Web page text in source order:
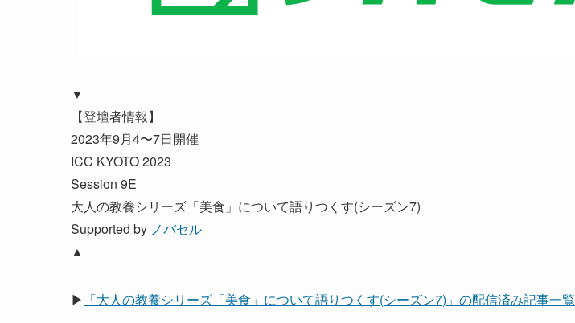
▼
【登壇者情報】
2023年9月4〜7日開催
ICC KYOTO 2023
Session 9E
大人の教養シリーズ「美食」について語りつくす(シーズン7)
Supported by ノバセル
▲
▶ 「大人の教養シリーズ「美食」について語りつくす(シーズン7)」の配信済み記事一覧